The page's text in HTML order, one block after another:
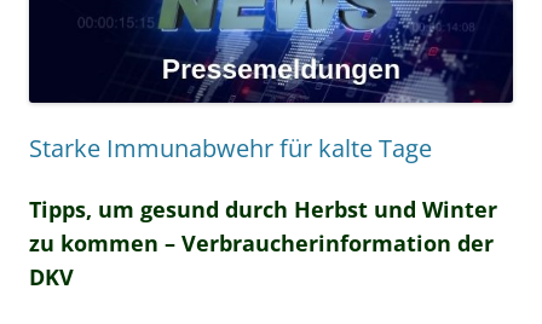
Starke Immunabwehr für kalte Tage
Tipps, um gesund durch Herbst und Winter
zu kommen – Verbraucherinformation der
DKV